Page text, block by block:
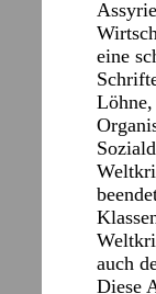
eine
auch
Diese